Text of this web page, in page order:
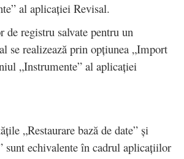
al aplicației Revisal.
de registru salvate pentru un
se realizează prin opțiunea „Import
„Instrumente” al aplicației
„Restaurare bază de date” și
sunt echivalente în cadrul aplicațiilor